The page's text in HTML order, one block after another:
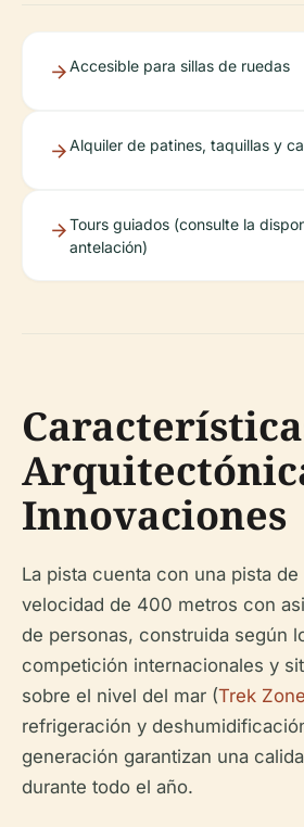
Accesible para sillas de ruedas
Alquiler de patines, taquillas y
Tours guiados (consulte la
antelación)
Innovaciones
La pista cuenta con una pista de
velocidad de 400 metros con
de personas, construida según
competición internacionales y
sobre el nivel del mar (Trek Zone
refrigeración y
generación garantizan una
durante todo el año.